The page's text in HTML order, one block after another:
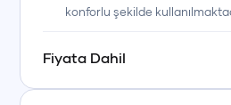
konforlu şekilde
Fiyata Dahil